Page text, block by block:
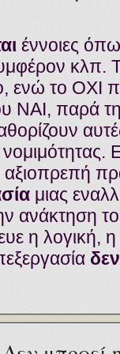
έννοιες
κλπ.
ενώ το
ΝΑΙ, παρά
μιας
ανάκτηση
η λογική, η